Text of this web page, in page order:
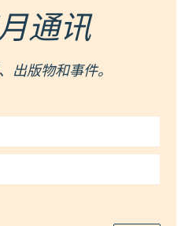
通讯
出版物和事件。